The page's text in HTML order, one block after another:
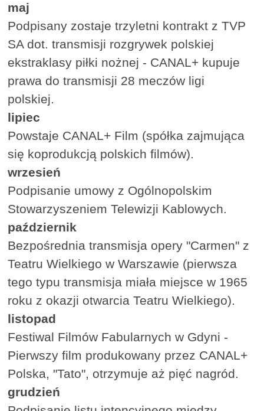
maj
Podpisany zostaje trzyletni kontrakt z TVP
SA dot. transmisji rozgrywek polskiej
ekstraklasy piłki nożnej - CANAL+ kupuje
prawa do transmisji 28 meczów ligi
polskiej.
lipiec
Powstaje CANAL+ Film (spółka zajmująca
się koprodukcją polskich filmów).
wrzesień
Podpisanie umowy z Ogólnopolskim
Stowarzyszeniem Telewizji Kablowych.
październik
Bezpośrednia transmisja opery "Carmen" z
Teatru Wielkiego w Warszawie (pierwsza
tego typu transmisja miała miejsce w 1965
roku z okazji otwarcia Teatru Wielkiego).
listopad
Festiwal Filmów Fabularnych w Gdyni -
Pierwszy film produkowany przez CANAL+
Polska, "Tato", otrzymuje aż pięć nagród.
grudzień